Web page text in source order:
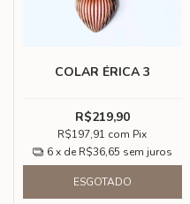
COLAR ÉRICA 3
R$219,90
R$197,91 com Pix
6 x de R$36,65 sem juros
ESGOTADO